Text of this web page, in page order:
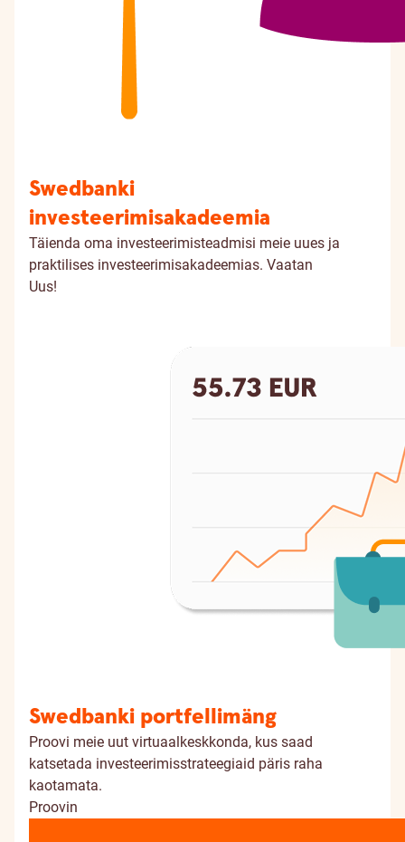
Swedbanki
investeerimisakadeemia
Täienda oma investeerimisteadmisi meie uues ja
praktilises investeerimisakadeemias. Vaatan
Uus!
Swedbanki portfellimäng
Proovi meie uut virtuaalkeskkonda, kus saad
katsetada investeerimisstrateegiaid päris raha
kaotamata.
Proovin